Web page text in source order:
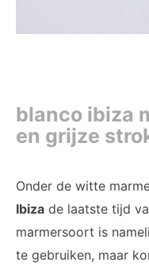
blanco ibiza
en grijze
Onder de witte
Ibiza de laatste tijd
marmersoort is
te gebruiken, maar